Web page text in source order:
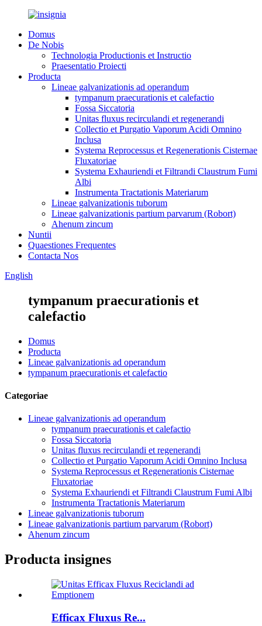
Domus
De Nobis
Technologia Productionis et Instructio
Praesentatio Proiecti
Producta
Lineae galvanizationis ad operandum
tympanum praecurationis et calefactio
Fossa Siccatoria
Unitas fluxus recirculandi et regenerandi
Collectio et Purgatio Vaporum Acidi Omnino
Inclusa
Systema Reprocessus et Regenerationis Cisternae
Fluxatoriae
Systema Exhauriendi et Filtrandi Claustrum Fumi
Albi
Instrumenta Tractationis Materiarum
Lineae galvanizationis tuborum
Lineae galvanizationis partium parvarum (Robort)
Ahenum zincum
Nuntii
Quaestiones Frequentes
Contacta Nos
English
tympanum praecurationis et
calefactio
Domus
Producta
Lineae galvanizationis ad operandum
tympanum praecurationis et calefactio
Categoriae
Lineae galvanizationis ad operandum
tympanum praecurationis et calefactio
Fossa Siccatoria
Unitas fluxus recirculandi et regenerandi
Collectio et Purgatio Vaporum Acidi Omnino Inclusa
Systema Reprocessus et Regenerationis Cisternae
Fluxatoriae
Systema Exhauriendi et Filtrandi Claustrum Fumi Albi
Instrumenta Tractationis Materiarum
Lineae galvanizationis tuborum
Lineae galvanizationis partium parvarum (Robort)
Ahenum zincum
Producta insignes
Efficax Fluxus Re...